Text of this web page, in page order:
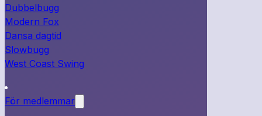
Dubbelbugg
Modern Fox
Dansa dagtid
Slowbugg
West Coast Swing
För medlemmar